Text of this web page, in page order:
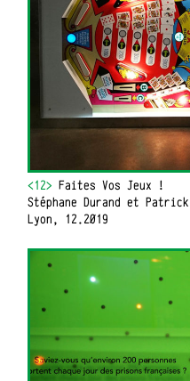
<12>Faites Vos Jeux !
Stéphane Durand et
Lyon, 12.2019